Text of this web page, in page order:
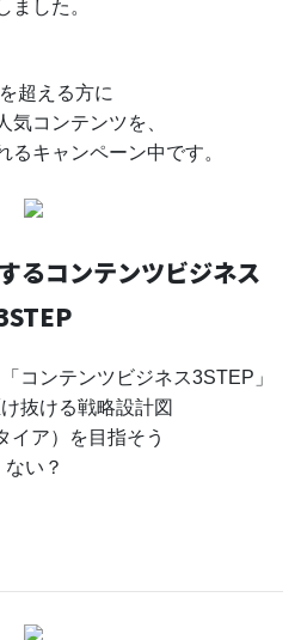
ました。
超える方に
気コンテンツを、
るキャンペーン中です。
るコンテンツビジネス
コンテンツビジネス3STEP」
抜ける戦略設計図
イア）を目指そう
い？